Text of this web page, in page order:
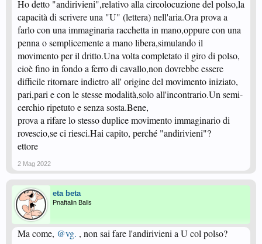
Ho detto "andirivieni",relativo alla circolocuzione del polso,la
capacità di scrivere una "U" (lettera) nell'aria.Ora prova a
farlo con una immaginaria racchetta in mano,oppure con una
penna o semplicemente a mano libera,simulando il
movimento per il dritto.Una volta completato il giro di polso,
cioè fino in fondo a ferro di cavallo,non dovrebbe essere
difficile ritornare indietro all' origine del movimento iniziato,
pari,pari e con le stesse modalità,solo all'incontrario.Un semi-
cerchio ripetuto e senza sosta.Bene,
prova a rifare lo stesso duplice movimento immaginario di
rovescio,se ci riesci.Hai capito, perché "andirivieni"?
ettore
2 Mag 2022
eta beta
Pnaftalin Balls
Ma come, @vg. , non sai fare l'andirivieni a U col polso?